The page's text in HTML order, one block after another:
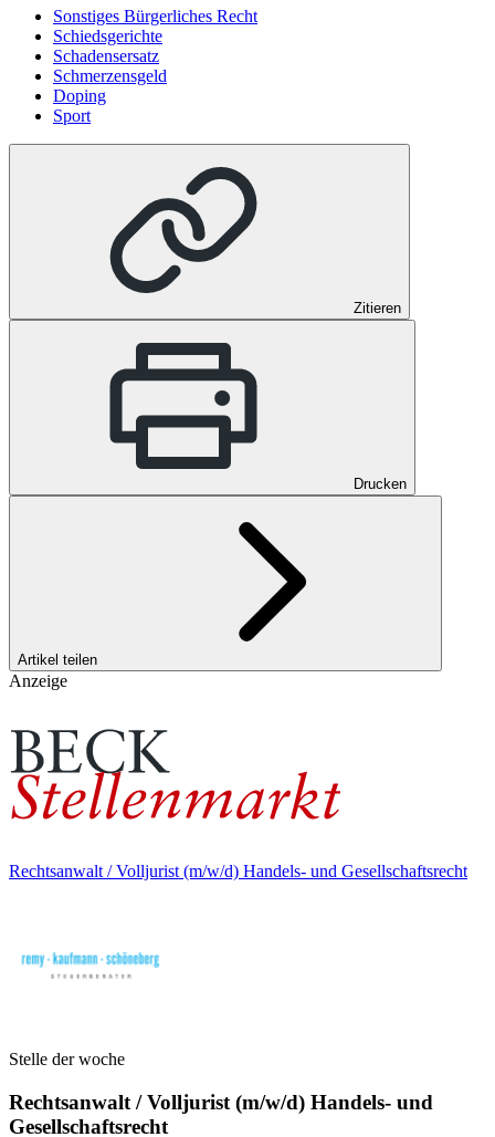
Sonstiges Bürgerliches Recht
Schiedsgerichte
Schadensersatz
Schmerzensgeld
Doping
Sport
Zitieren
Drucken
Artikel teilen
Anzeige
Rechtsanwalt / Volljurist (m/w/d) Handels- und Gesellschaftsrecht
Stelle der woche
Rechtsanwalt / Volljurist (m/w/d) Handels- und
Gesellschaftsrecht